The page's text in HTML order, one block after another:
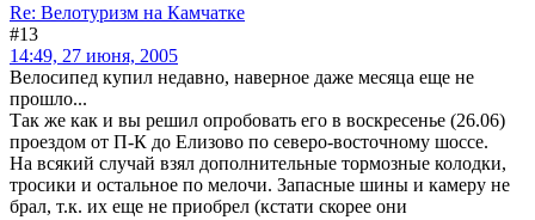
Re: Велотуризм на Камчатке
#13
14:49, 27 июня, 2005
Велосипед купил недавно, наверное даже месяца еще не
прошло...
Так же как и вы решил опробовать его в воскресенье (26.06)
проездом от П-К до Елизово по северо-восточному шоссе.
На всякий случай взял дополнительные тормозные колодки,
тросики и остальное по мелочи. Запасные шины и камеру не
брал, т.к. их еще не приобрел (кстати скорее они